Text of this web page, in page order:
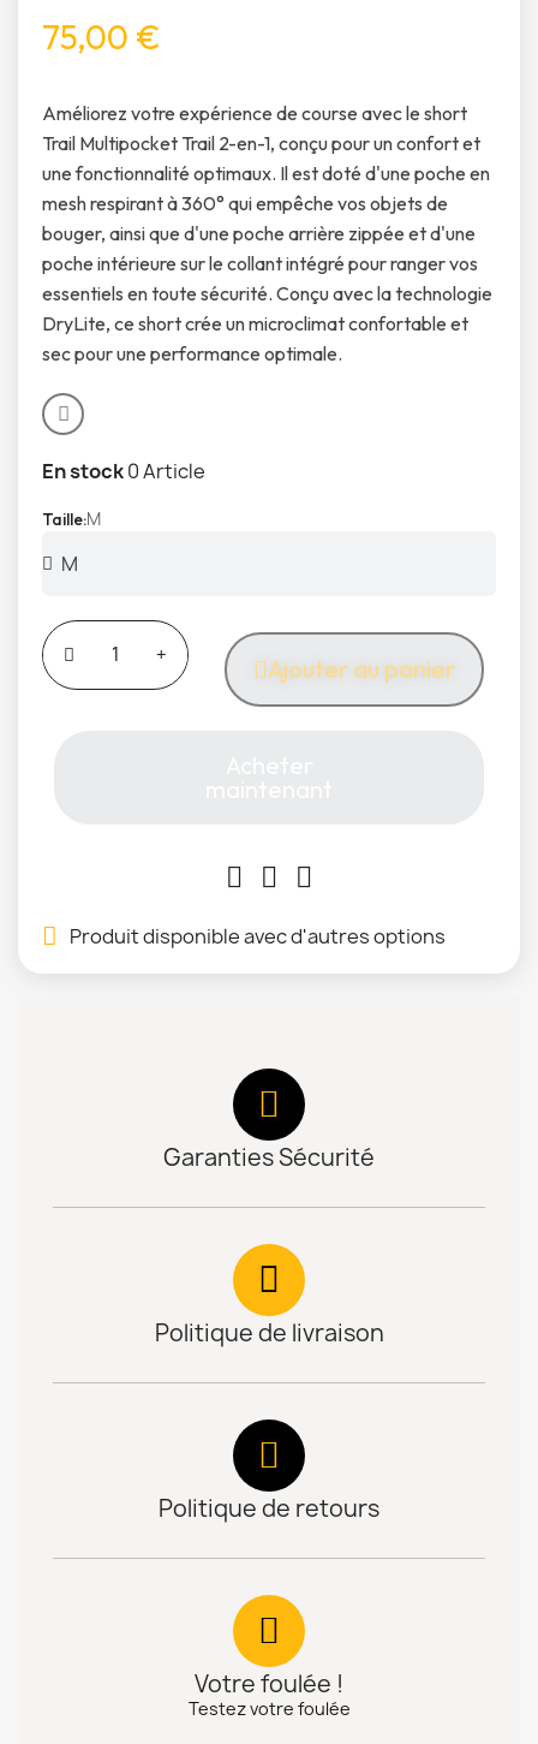
75,00 €
Améliorez votre expérience de course avec le short
Trail Multipocket Trail 2-en-1, conçu pour un confort et
une fonctionnalité optimaux. Il est doté d'une poche en
mesh respirant à 360° qui empêche vos objets de
bouger, ainsi que d'une poche arrière zippée et d'une
poche intérieure sur le collant intégré pour ranger vos
essentiels en toute sécurité. Conçu avec la technologie
DryLite, ce short crée un microclimat confortable et
sec pour une performance optimale.
En stock0 Article
Taille M
Ajouter au panier
Produit disponible avec d'autres options
Garanties Sécurité
Politique de livraison
Politique de retours
Votre foulée !
Testez votre foulée